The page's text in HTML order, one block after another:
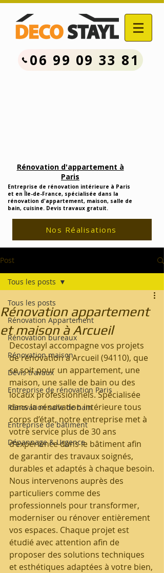
06 99 09 33 81
Rénovation d'appartement à
Paris
Entreprise de rénovation intérieure à Paris
et en Île-de-France, spécialisée dans la
rénovation d'appartement, maison, salle de
bain, cuisine. Devis travaux gratuit.
Nos Réalisations
Post
Tous les posts
Rénovation Appartement
Rénovation bureaux
Rénovation maison
Devis travaux
Entreprise de rénovation Paris
Rénovation salle de bain
Entreprise de bâtiment
Dépannage & Urgence
Tous les posts
Rénovation appartement
et maison à Arcueil
Decostayl accompagne vos projets
de rénovation à Arcueil (94110), que
ce soit pour un appartement, une
maison, une salle de bain ou des
locaux professionnels. Spécialisée
dans la rénovation intérieure tous
corps d’état, notre entreprise met à
votre service plus de 30 ans
d’expérience dans le bâtiment afin
de garantir des travaux soignés,
durables et adaptés à chaque besoin.
Nous intervenons auprès des
particuliers comme des
professionnels pour transformer,
moderniser ou rénover entièrement
vos espaces. Chaque projet est
étudié avec attention afin de
proposer des solutions techniques
et esthétiques adaptées à votre bien,